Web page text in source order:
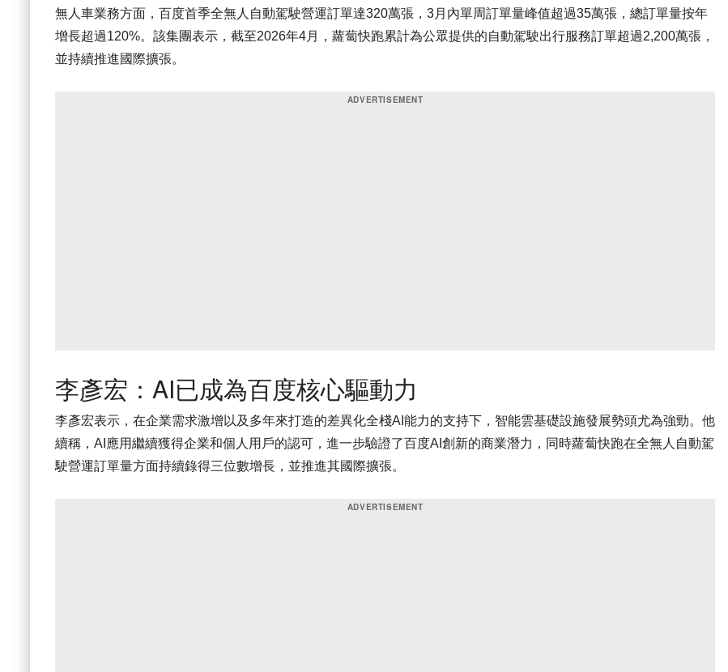
無人車業務方面，百度首季全無人自動駕駛營運訂單達320萬張，3月內單周訂單量峰值超過35萬張，總訂單量按年
增長超過120%。該集團表示，截至2026年4月，蘿蔔快跑累計為公眾提供的自動駕駛出行服務訂單超過2,200萬張，
並持續推進國際擴張。
李彥宏：AI已成為百度核心驅動力
李彥宏表示，在企業需求激增以及多年來打造的差異化全棧AI能力的支持下，智能雲基礎設施發展勢頭尤為強勁。他
續稱，AI應用繼續獲得企業和個人用戶的認可，進一步驗證了百度AI創新的商業潛力，同時蘿蔔快跑在全無人自動駕
駛營運訂單量方面持續錄得三位數增長，並推進其國際擴張。